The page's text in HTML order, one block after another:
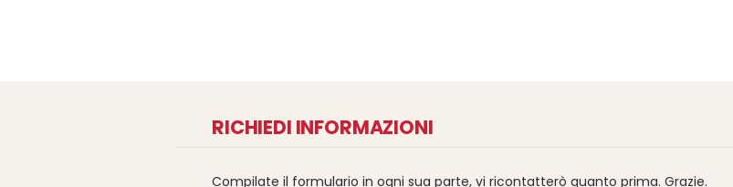
RICHIEDI INFORMAZIONI
Compilate il formulario in ogni sua parte, vi ricontatterò quanto prima. Grazie.